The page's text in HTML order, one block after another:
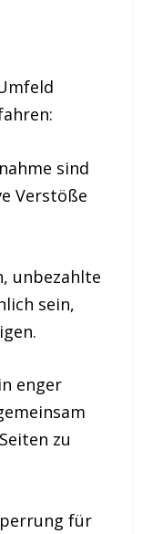
sind
Verstöße
unbezahlte
sein,
enger
zu
für